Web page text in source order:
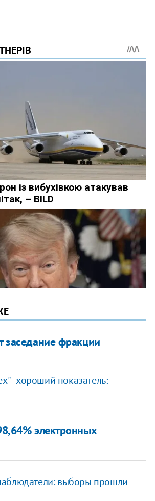
заседание фракции
- хороший показатель:
электронных
выборы прошли